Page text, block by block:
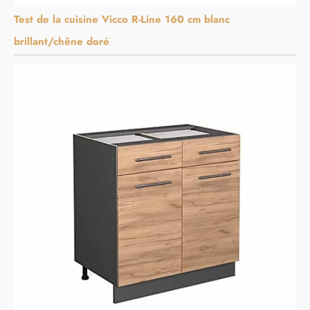
Test de la cuisine Vicco R-Line 160 cm blanc
brillant/chêne doré